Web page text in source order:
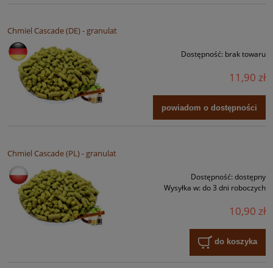
Chmiel Cascade (DE) - granulat
Dostępność: brak towaru
11,90 zł
powiadom o dostępności
Chmiel Cascade (PL) - granulat
Dostępność: dostępny
Wysyłka w: do 3 dni roboczych
10,90 zł
do koszyka